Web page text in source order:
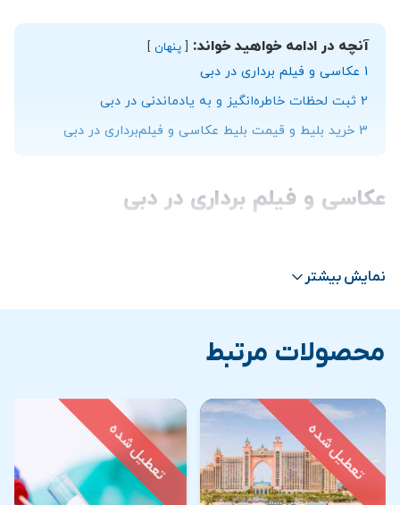
آنچه در ادامه خواهید خواند: پنهان
1 عکاسی و فیلم برداری در دبی
2 ثبت لحظات خاطره‌انگیز و به یادماندنی در دبی
3 خرید بلیط و قیمت بلیط عکاسی و فیلم‌برداری در دبی
عکاسی و فیلم برداری در دبی
و مایل هستید لحظات شیرین سفرتان را ثبت کنید، می توانید
ممکن و با قیمت بسیار مناسب به شما ارائه می دهند. تیم
پیشنهادهای خود شما را راهنمایی می کنند.
ثبت لحظات خاطره‌انگیز و به یادماندنی
در دبی
نمایش بیشتر
محصولات مرتبط